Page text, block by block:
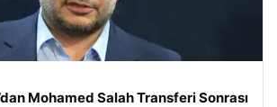
Mohamed Salah Transferi Sonrası